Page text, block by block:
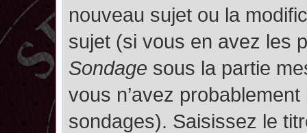
nouveau sujet ou la
sujet (si vous en avez les
Sondage sous la partie
vous n’avez
sondages). Saisissez le